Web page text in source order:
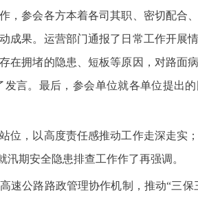
参会各方本着各司其职、密切配合
果。运营部门通报了日常工作开展
在拥堵的隐患、短板等原因，对路面
言。最后，参会单位就各单位提出
，以高度责任感推动工作走深走实
期安全隐患排查工作作了再强调。
公路路政管理协作机制，推动“三